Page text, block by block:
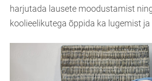
harjutada lausete moodustamist
koolieelikutega õppida ka lugemist